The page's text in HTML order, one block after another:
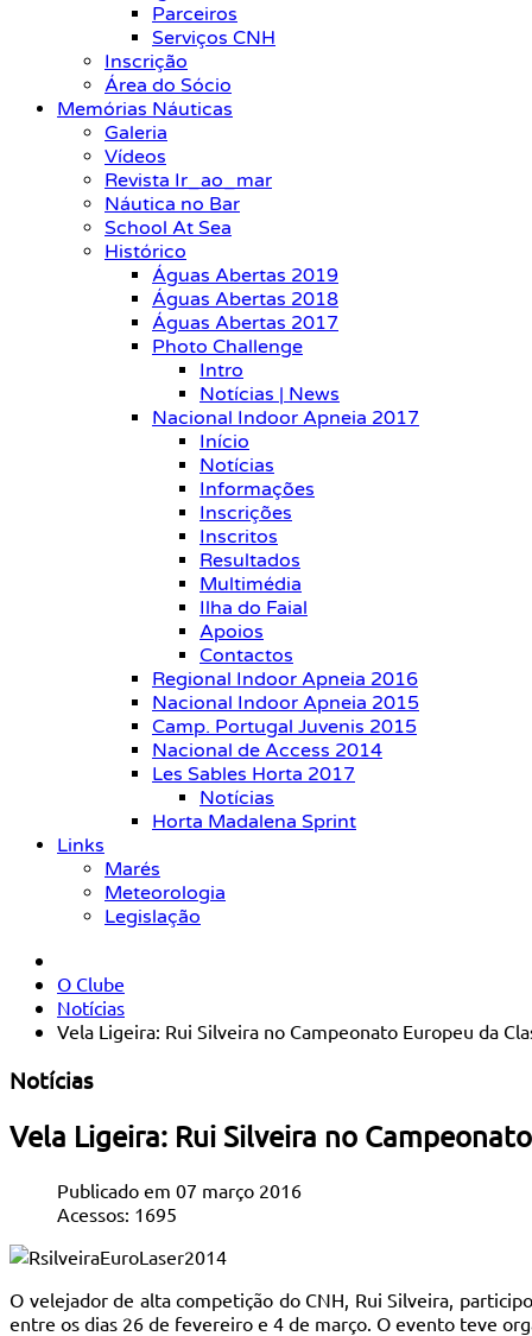
Parceiros
Serviços CNH
Inscrição
Área do Sócio
Memórias Náuticas
Galeria
Vídeos
Revista Ir_ao_mar
Náutica no Bar
School At Sea
Histórico
Águas Abertas 2019
Águas Abertas 2018
Águas Abertas 2017
Photo Challenge
Intro
Notícias | News
Nacional Indoor Apneia 2017
Início
Notícias
Informações
Inscrições
Inscritos
Resultados
Multimédia
Ilha do Faial
Apoios
Contactos
Regional Indoor Apneia 2016
Nacional Indoor Apneia 2015
Camp. Portugal Juvenis 2015
Nacional de Access 2014
Les Sables Horta 2017
Notícias
Horta Madalena Sprint
Links
Marés
Meteorologia
Legislação
O Clube
Notícias
Vela Ligeira: Rui Silveira no Campeonato Europeu da
Notícias
Vela Ligeira: Rui Silveira no
Publicado em 07 março 2016
Acessos: 1695
O velejador de alta competição do CNH, Rui Silveira,
entre os dias 26 de fevereiro e 4 de março. O evento teve